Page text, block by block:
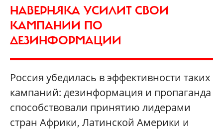
НАВЕРНЯКА УСИЛИТ СВОИ
КАМПАНИИ ПО
ДЕЗИНФОРМАЦИИ
Россия убедилась в эффективности таких
кампаний: дезинформация и пропаганда
способствовали принятию лидерами
стран Африки, Латинской Америки и